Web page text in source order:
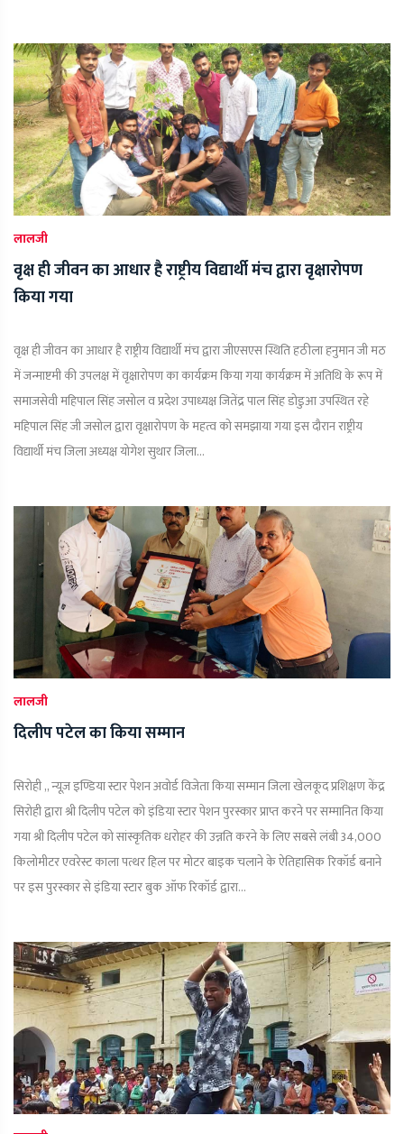
लालजी
वृक्ष ही जीवन का आधार है राष्ट्रीय विद्यार्थी मंच द्वारा वृक्षारोपण
किया गया
वृक्ष ही जीवन का आधार है राष्ट्रीय विद्यार्थी मंच द्वारा जीएसएस स्थिति हठीला हनुमान जी मठ
में जन्माष्टमी की उपलक्ष में वृक्षारोपण का कार्यक्रम किया गया कार्यक्रम में अतिथि के रूप में
समाजसेवी महिपाल सिंह जसोल व प्रदेश उपाध्यक्ष जितेंद्र पाल सिंह डोडुआ उपस्थित रहे
महिपाल सिंह जी जसोल द्वारा वृक्षारोपण के महत्व को समझाया गया इस दौरान राष्ट्रीय
विद्यार्थी मंच जिला अध्यक्ष योगेश सुथार जिला...
लालजी
दिलीप पटेल का किया सम्मान
सिरोही ,, न्यूज़ इण्डिया स्टार पेशन अवोर्ड विजेता किया सम्मान जिला खेलकूद प्रशिक्षण केंद्र
सिरोही द्वारा श्री दिलीप पटेल को इंडिया स्टार पेशन पुरस्कार प्राप्त करने पर सम्मानित किया
गया श्री दिलीप पटेल को सांस्कृतिक धरोहर की उन्नति करने के लिए सबसे लंबी 34,000
किलोमीटर एवरेस्ट काला पत्थर हिल पर मोटर बाइक चलाने के ऐतिहासिक रिकॉर्ड बनाने
पर इस पुरस्कार से इंडिया स्टार बुक ऑफ रिकॉर्ड द्वारा...